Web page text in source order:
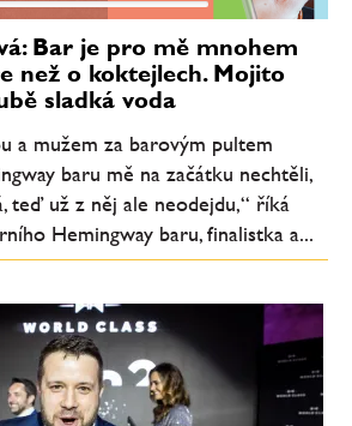
Bar je pro mě mnohem
než o koktejlech. Mojito
sladká voda
a mužem za barovým pultem
baru mě na začátku nechtěli,
teď už z něj ale neodejdu,“ říká
Hemingway baru, finalistka a...